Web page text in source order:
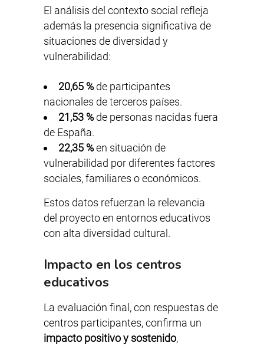
El análisis del contexto social refleja
además la presencia significativa de
situaciones de diversidad y
vulnerabilidad:
20,65 %de participantes
nacionales de terceros países.
21,53 %de personas nacidas fuera
de España.
22,35 %en situación de
vulnerabilidad por diferentes factores
sociales, familiares o económicos.
Estos datos refuerzan la relevancia
del proyecto en entornos educativos
con alta diversidad cultural.
Impacto en los centros
educativos
La evaluación final, con respuestas de
centros participantes, confirma un
impacto positivo y sostenido,